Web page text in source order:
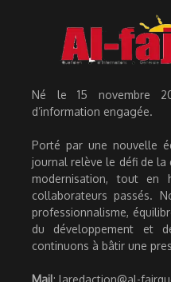
Né le 15 novembre
d’information engagée.
Porté par une nouvelle
journal relève le défi de
modernisation, tout en
collaborateurs passés.
professionnalisme,
du développement et
continuons à bâtir une
Mail: laredaction@al-